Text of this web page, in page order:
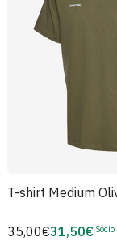
T-shirt Medium
Preço
35,00€Preço
31,50€ Sócio